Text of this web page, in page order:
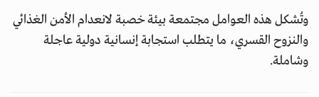
وتُشكل هذه العوامل مجتمعة بيئة خصبة لانعدام الأمن الغذائي
والنزوح القسري، ما يتطلب استجابة إنسانية دولية عاجلة
وشاملة.